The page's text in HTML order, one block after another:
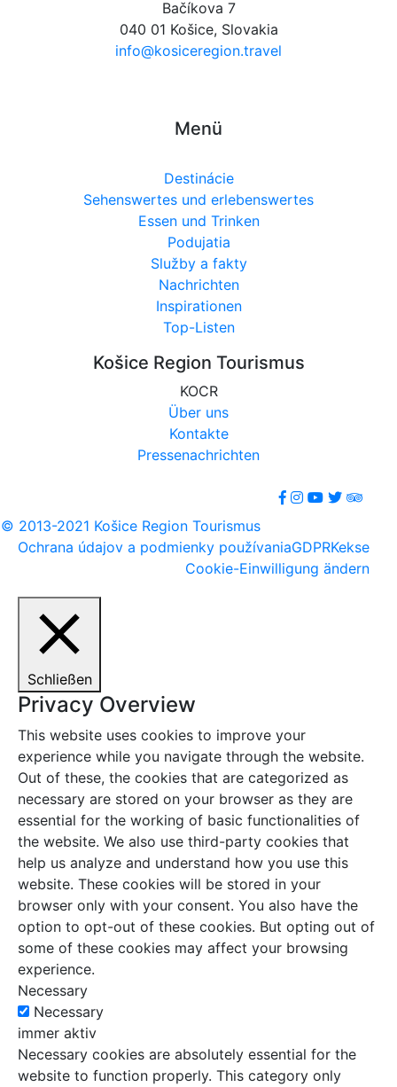
Bačíkova 7
040 01 Košice, Slovakia
info@kosiceregion.travel
Menü
Destinácie
Sehenswertes und erlebenswertes
Essen und Trinken
Podujatia
Služby a fakty
Nachrichten
Inspirationen
Top-Listen
Košice Region Tourismus
KOCR
Über uns
Kontakte
Pressenachrichten
© 2013-2021 Košice Region Tourismus
Ochrana údajov a podmienky používaniaGDPRKekse
Cookie-Einwilligung ändern
Schließen
Privacy Overview
This website uses cookies to improve your
experience while you navigate through the website.
Out of these, the cookies that are categorized as
necessary are stored on your browser as they are
essential for the working of basic functionalities of
the website. We also use third-party cookies that
help us analyze and understand how you use this
website. These cookies will be stored in your
browser only with your consent. You also have the
option to opt-out of these cookies. But opting out of
some of these cookies may affect your browsing
experience.
Necessary
Necessary
immer aktiv
Necessary cookies are absolutely essential for the
website to function properly. This category only